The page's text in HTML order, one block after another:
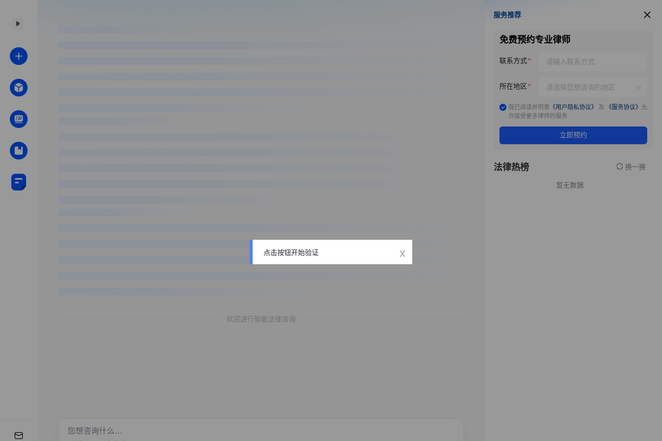
欢迎进行智能法律咨询
服务推荐
服务推荐
免费预约专业律师
联系方式
所在地区
我已阅读并同意 《用户隐私协议》 及 《服务协议》 允
许接受更多律师的服务
立即预约
法律热榜 换一换
暂无数据
点击按钮开始验证 x